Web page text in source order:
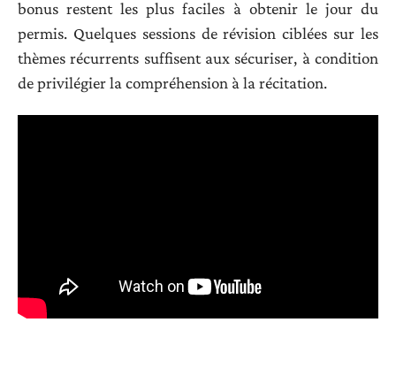
bonus restent les plus faciles à obtenir le jour du
permis. Quelques sessions de révision ciblées sur les
thèmes récurrents suffisent aux sécuriser, à condition
de privilégier la compréhension à la récitation.